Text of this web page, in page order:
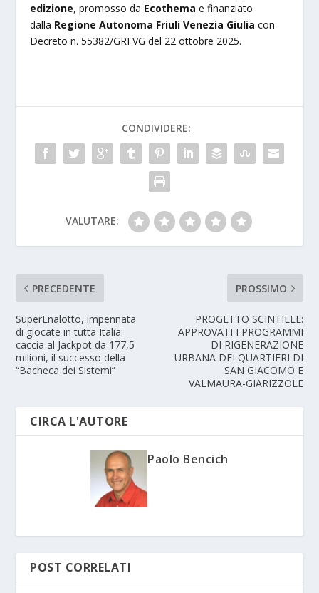
edizione, promosso da Ecothema e finanziato
dalla Regione Autonoma Friuli Venezia Giulia con
Decreto n. 55382/GRFVG del 22 ottobre 2025.
CONDIVIDERE:
VALUTARE:
PRECEDENTE
SuperEnalotto, impennata
di giocate in tutta Italia:
caccia al Jackpot da 177,5
milioni, il successo della
“Bacheca dei Sistemi”
PROSSIMO
PROGETTO SCINTILLE:
APPROVATI I PROGRAMMI
DI RIGENERAZIONE
URBANA DEI QUARTIERI DI
SAN GIACOMO E
VALMAURA-GIARIZZOLE
CIRCA L'AUTORE
Paolo Bencich
POST CORRELATI